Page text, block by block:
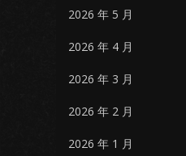
2026 年 5 月
2026 年 4 月
2026 年 3 月
2026 年 2 月
2026 年 1 月